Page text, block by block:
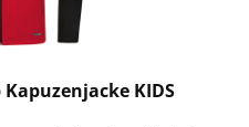
KIDS